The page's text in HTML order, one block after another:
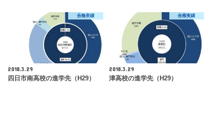
合格実績
2018.3.29
四日市南高校の進学先（H29）
合格実績
2018.3.29
津高校の進学先（H29）